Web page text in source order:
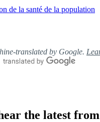
de la santé de la population
translated by Google.
the latest